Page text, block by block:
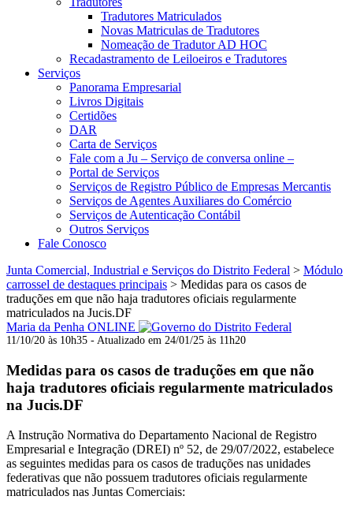
Tradutores Matriculados
Novas Matriculas de Tradutores
Nomeação de Tradutor AD HOC
Recadastramento de Leiloeiros e Tradutores
Serviços
Panorama Empresarial
Livros Digitais
Certidões
DAR
Carta de Serviços
Fale com a Ju – Serviço de conversa online –
Portal de Serviços
Serviços de Registro Público de Empresas Mercantis
Serviços de Agentes Auxiliares do Comércio
Serviços de Autenticação Contábil
Outros Serviços
Fale Conosco
Junta Comercial, Industrial e Serviços do Distrito Federal > Módulo
carrossel de destaques principais > Medidas para os casos de
traduções em que não haja tradutores oficiais regularmente
matriculados na Jucis.DF
Maria da Penha ONLINE
11/10/20 às 10h35 - Atualizado em 24/01/25 às 11h20
Medidas para os casos de traduções em que não
haja tradutores oficiais regularmente matriculados
na Jucis.DF
A Instrução Normativa do Departamento Nacional de Registro
Empresarial e Integração (DREI) nº 52, de 29/07/2022, estabelece
as seguintes medidas para os casos de traduções nas unidades
federativas que não possuem tradutores oficiais regularmente
matriculados nas Juntas Comerciais: